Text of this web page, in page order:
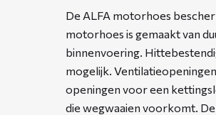
De ALFA motorhoes
motorhoes is gemaakt van
binnenvoering.
mogelijk.
openingen voor een
die wegwaaien voorkomt.